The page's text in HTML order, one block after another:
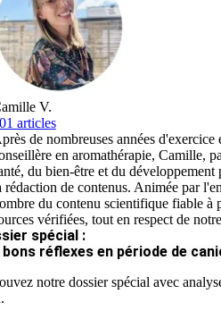
V.
articles
de nombreuses années d'exercice
en aromathérapie, Camille,
du bien-être et du développement
rédaction de contenus. Animée par
du contenu scientifique fiable à
vérifiées, tout en respect de
spécial :
bons réflexes en période de
notre dossier spécial avec